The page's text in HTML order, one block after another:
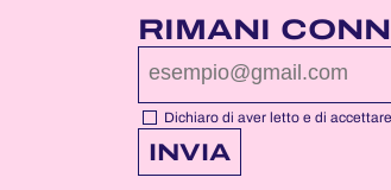
PAGINA
FACEBOOK
DI
NOTTEROSA
PAGINA
YOUTUBE
DI
DI
RIMANI
Dichiaro di aver letto e di
INVIA